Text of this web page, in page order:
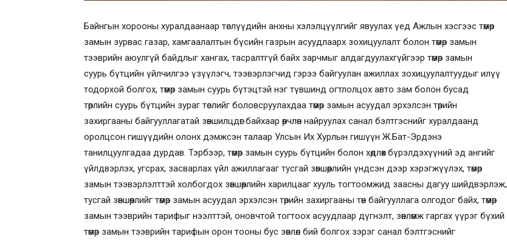
Байнгын хорооны хуралдаанаар төслүүдийн анхны хэлэлцүүлгийг явуулах үед Ажлын хэсгээс төмөр
замын зурвас газар, хамгаалалтын бүсийн газрын асуудлаарх зохицуулалт болон төмөр замын
тээврийн аюулгүй байдлыг хангах, тасралтгүй байх зарчмыг алдагдуулахгүйгээр төмөр замын
суурь бүтцийн үйлчилгээ үзүүлэгч, тээвэрлэгчид гэрээ байгуулан ажиллах зохицуулалтуудыг илүү
тодорхой болгох, төмөр замын суурь бүтэцтэй нэг түвшинд огтлолцох авто зам болон бусад
төрлийн суурь бүтцийн зураг төслийг боловсруулахдаа төмөр замын асуудал эрхэлсэн төрийн
захиргааны байгууллагатай зөвшилцдөг байхаар өөрчлөн найруулах санал бэлтгэснийг хуралдаанд
оролцсон гишүүдийн олонх дэмжсэн талаар Улсын Их Хурлын гишүүн Ж.Бат-Эрдэнэ
танилцуулгадаа дурдав. Тэрбээр, төмөр замын суурь бүтцийн болон хөдлөх бүрэлдэхүүний эд ангийг
үйлдвэрлэх, угсрах, засварлах үйл ажиллагааг тусгай зөвшөөрлийн үндсэн дээр хэрэгжүүлэх, төмөр
замын тээвэрлэлттэй холбогдох зөвшөөрлийн харилцааг хууль тогтоомжид заасны дагуу шийдвэрлэж,
тусгай зөвшөөрлийг төмөр замын асуудал эрхэлсэн төрийн захиргааны төв байгууллага олгодог байх, төмөр
замын тээврийн тарифыг нээлттэй, оновчтой тогтоох асуудлаар дүгнэлт, зөвлөмж гаргах үүрэг бүхий
төмөр замын тээврийн тарифын орон тооны бус зөвлөл бий болгох зэрэг санал бэлтгэснийг